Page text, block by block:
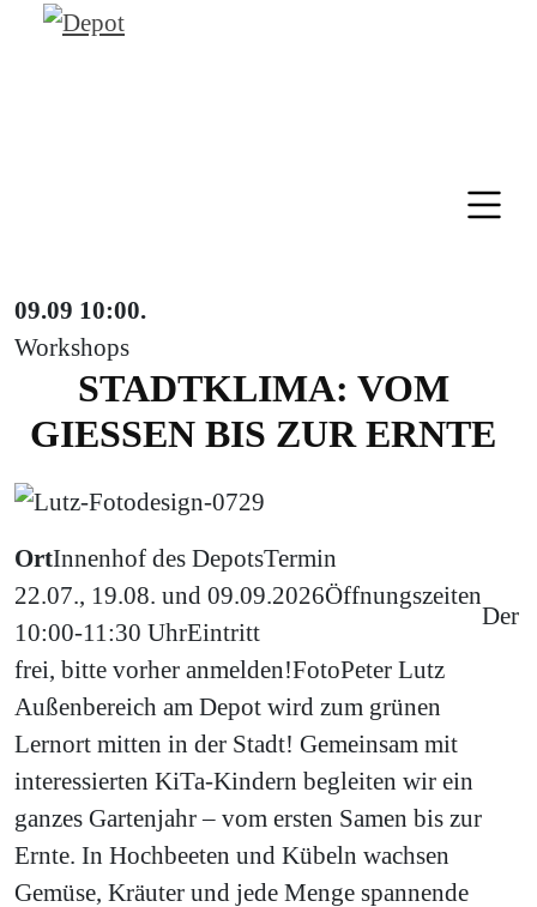
09.09 10:00.
Workshops
STADTKLIMA: VOM
GIESSEN BIS ZUR ERNTE
OrtInnenhof des DepotsTermin
22.07., 19.08. und 09.09.2026Öffnungszeiten
10:00-11:30 UhrEintritt
frei, bitte vorher anmelden!FotoPeter Lutz
Der
Außenbereich am Depot wird zum grünen
Lernort mitten in der Stadt! Gemeinsam mit
interessierten KiTa-Kindern begleiten wir ein
ganzes Gartenjahr – vom ersten Samen bis zur
Ernte. In Hochbeeten und Kübeln wachsen
Gemüse, Kräuter und jede Menge spannende